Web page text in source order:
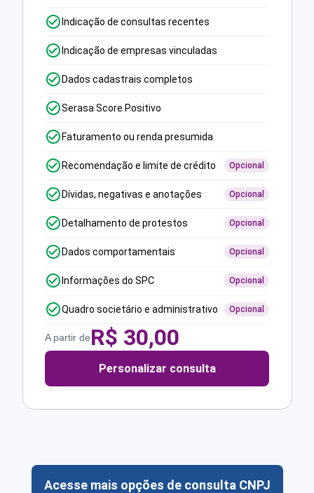
Indicação de consultas recentes
Indicação de empresas vinculadas
Dados cadastrais completos
Serasa Score Positivo
Faturamento ou renda presumida
Recomendação e limite de crédito Opcional
Dívidas, negativas e anotações Opcional
Detalhamento de protestos Opcional
Dados comportamentais Opcional
Informações do SPC Opcional
Quadro societário e administrativo Opcional
A partir deR$ 30,00
Personalizar consulta
Acesse mais opções de consulta CNPJ